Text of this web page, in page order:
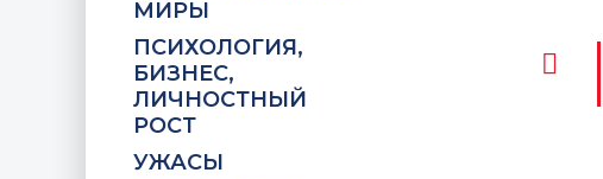
МИРЫ
ПСИХОЛОГИЯ,
БИЗНЕС,
ЛИЧНОСТНЫЙ
РОСТ
УЖАСЫ